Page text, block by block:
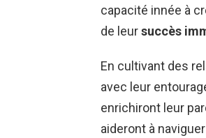
capacité innée à
de leursuccès
En cultivant des
avec leur
enrichiront leur
aideront à